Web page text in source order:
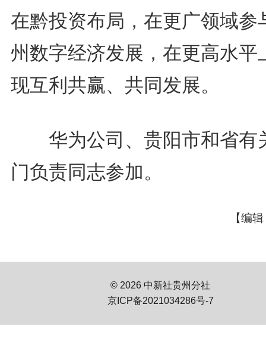
在黔投资布局，在更广领域参
州数字经济发展，在更高水平
现互利共赢、共同发展。
华为公司、贵阳市和省有
门负责同志参加。
【编
© 2026 中新社贵州分社
京ICP备2021034286号-7